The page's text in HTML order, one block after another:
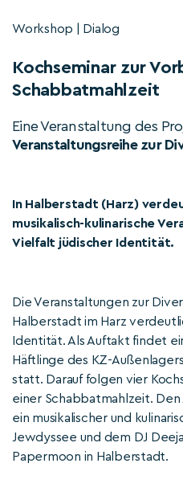
Workshop | Dialog
Kochseminar zur
Schabbatmahlzeit
Eine Veranstaltung des
Veranstaltungsreihe zur
In Halberstadt (Harz)
musikalisch-kulinarische
Vielfalt jüdischer Identität.
Die Veranstaltungen zur
Halberstadt im Harz
Identität. Als Auftakt findet
Häftlinge des KZ-
statt. Darauf folgen vier
einer Schabbatmahlzeit.
ein musikalischer und
Jewdyssee und dem DJ
Papermoon in Halberstadt.